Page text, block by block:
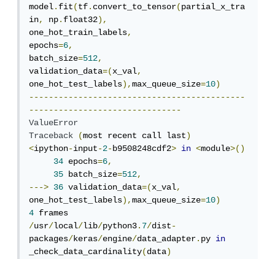
model.fit(tf.convert_to_tensor(partial_x_tra
in, np.float32),
one_hot_train_labels,
epochs=6,
batch_size=512,
validation_data=(x_val,
one_hot_test_labels),max_queue_size=10)
--------------------------------------------
-------------------------------
ValueError
Traceback
(most recent call last)
<ipython-input-2-b9508248cdf2> in <module>()
34 epochs=6,
35 batch_size=512,
--->
36 validation_data=(x_val,
one_hot_test_labels),max_queue_size=10)
4
/usr/local/lib/python3.7/dist-
packages/keras/engine/data_adapter.py in
_check_data_cardinality(data)